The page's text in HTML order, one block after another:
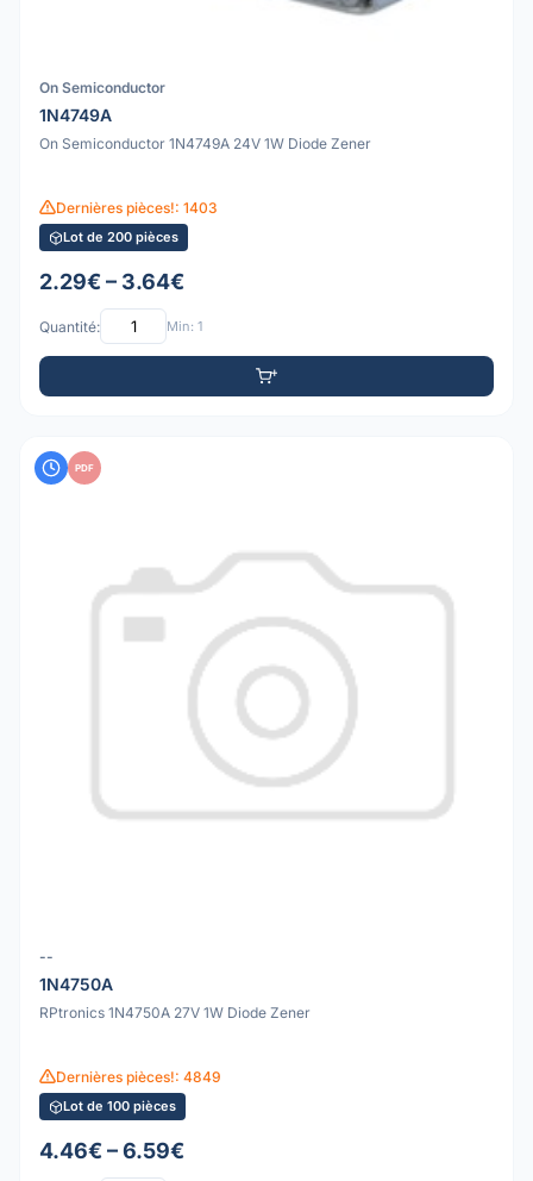
On Semiconductor
1N4749A
On Semiconductor 1N4749A 24V 1W Diode Zener
Dernières pièces!: 1403
Lot de 200 pièces
2.29€ – 3.64€
Quantité: Min: 1
PDF
--
1N4750A
RPtronics 1N4750A 27V 1W Diode Zener
Dernières pièces!: 4849
Lot de 100 pièces
4.46€ – 6.59€